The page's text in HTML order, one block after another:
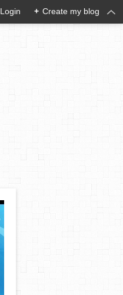
Login + Create my blog